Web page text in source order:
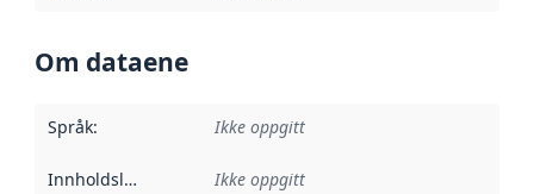
Om dataene
Språk: Ikke oppgitt
Innholdsleverandører :
Ikke oppgitt